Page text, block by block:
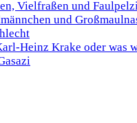
Vielfraßen und
und
Heinz Krake oder was